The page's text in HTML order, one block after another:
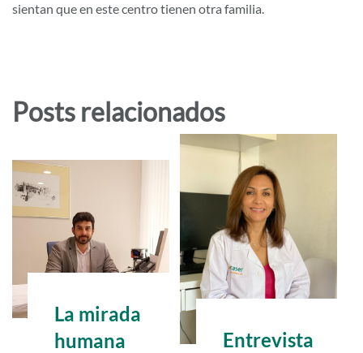
sientan que en este centro tienen otra familia.
Posts relacionados
La mirada
humana
Entrevista